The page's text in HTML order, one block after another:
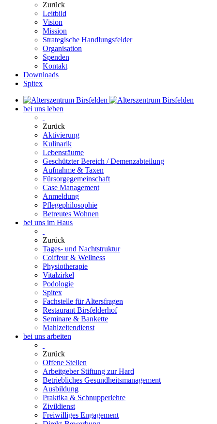
Zurück
Leitbild
Vision
Mission
Strategische Handlungsfelder
Organisation
Spenden
Kontakt
Downloads
Spitex
bei uns leben
Zurück
Aktivierung
Kulinarik
Lebensräume
Geschützter Bereich / Demenzabteilung
Aufnahme & Taxen
Fürsorgegemeinschaft
Case Management
Anmeldung
Pflegephilosophie
Betreutes Wohnen
bei uns im Haus
Zurück
Tages- und Nachtstruktur
Coiffeur & Wellness
Physiotherapie
Vitalzirkel
Podologie
Spitex
Fachstelle für Altersfragen
Restaurant Birsfelderhof
Seminare & Bankette
Mahlzeitendienst
bei uns arbeiten
Zurück
Offene Stellen
Arbeitgeber Stiftung zur Hard
Betriebliches Gesundheitsmanagement
Ausbildung
Praktika & Schnupperlehre
Zivildienst
Freiwilliges Engagement